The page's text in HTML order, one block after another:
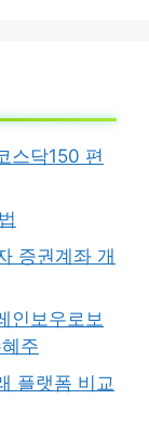
스닥150 편
증권계좌 개
인보우로보
주
플랫폼 비교